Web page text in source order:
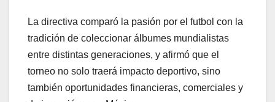
La directiva comparó la pasión por el futbol con la
tradición de coleccionar álbumes mundialistas
entre distintas generaciones, y afirmó que el
torneo no solo traerá impacto deportivo, sino
también oportunidades financieras, comerciales y